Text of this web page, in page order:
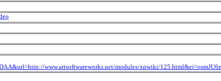
www.artsoftwareworks.net/modules/xpwiki/